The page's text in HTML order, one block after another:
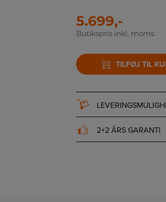
5.699,-
Butikspris inkl. moms
TILFØJ TIL
2+2 ÅRS GARANTI